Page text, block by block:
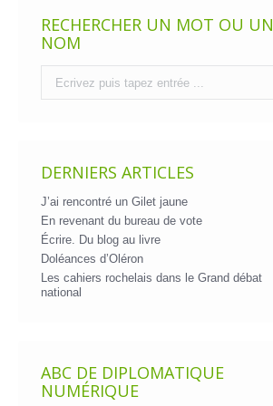
RECHERCHER UN MOT OU UN
NOM
DERNIERS ARTICLES
J’ai rencontré un Gilet jaune
En revenant du bureau de vote
Écrire. Du blog au livre
Doléances d’Oléron
Les cahiers rochelais dans le Grand débat
national
ABC DE DIPLOMATIQUE
NUMÉRIQUE